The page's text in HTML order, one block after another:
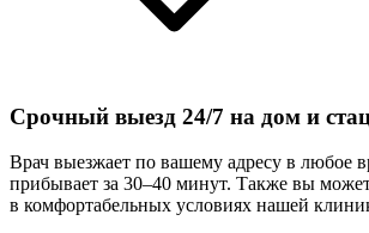
Срочный выезд 24/7 на дом и
Врач выезжает по вашему адресу в любое
прибывает за 30–40 минут. Также вы
в комфортабельных условиях нашей